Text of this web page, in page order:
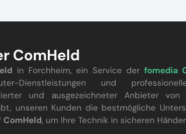
ComHeld
in Forchheim, ein Service derfomedia
Dienstleistungen und
und ausgezeichneter Anbieter
unseren Kunden die bestmögliche
ComHeld, um Ihre Technik in sicheren